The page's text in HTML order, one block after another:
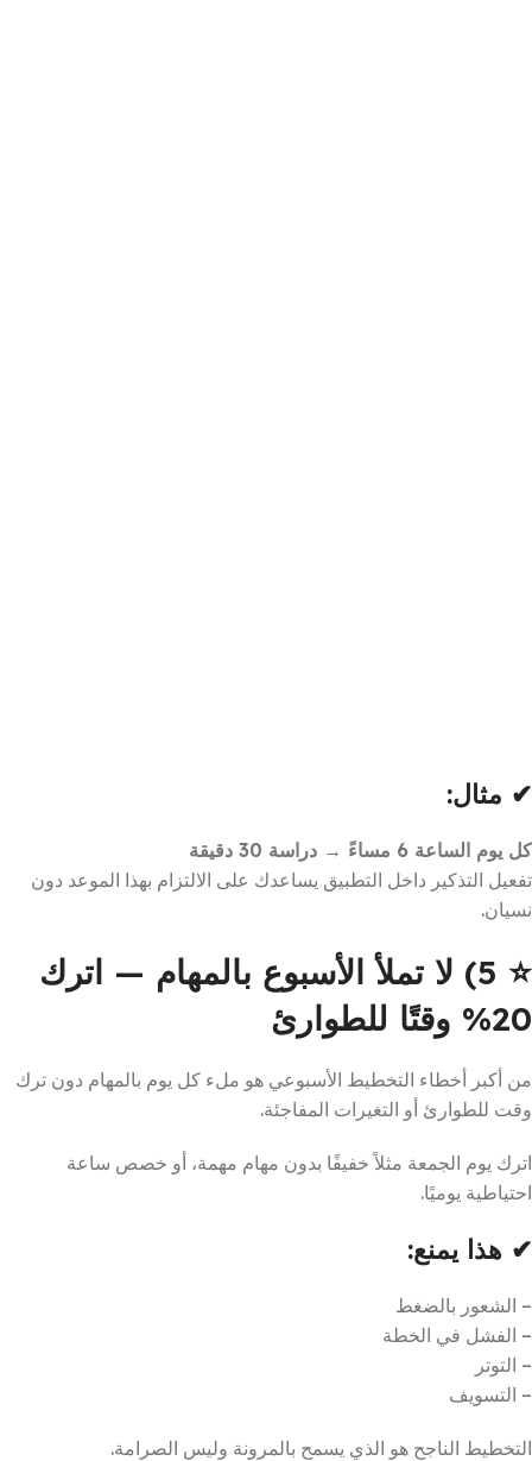
✔ مثال:
كل يوم الساعة 6 مساءً → دراسة 30 دقيقة
تفعيل التذكير داخل التطبيق يساعدك على الالتزام بهذا الموعد دون
نسيان.
⭐
5) لا تملأ الأسبوع بالمهام — اترك
20% وقتًا للطوارئ
من أكبر أخطاء التخطيط الأسبوعي هو ملء كل يوم بالمهام دون ترك
وقت للطوارئ أو التغيرات المفاجئة.
اترك يوم الجمعة مثلاً خفيفًا بدون مهام مهمة، أو خصص ساعة
احتياطية يوميًا.
✔ هذا يمنع:
– الشعور بالضغط
– الفشل في الخطة
– التوتر
– التسويف
التخطيط الناجح هو الذي يسمح بالمرونة وليس الصرامة.